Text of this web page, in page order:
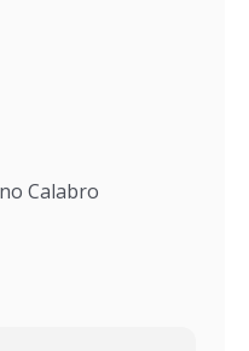
Calabro